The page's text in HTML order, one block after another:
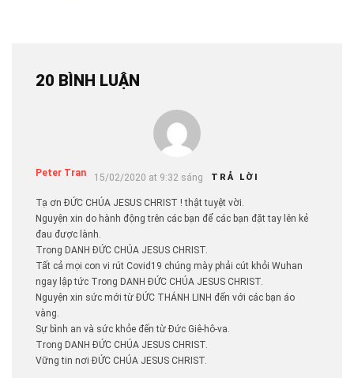
20 BÌNH LUẬN
Peter Tran 15/02/2020 at 9:32 sáng TRẢ LỜI
Tạ ơn ĐỨC CHÚA JESUS CHRIST ! thật tuyệt vời.
Nguyện xin do hành động trên các bạn để các bạn đặt tay lên kẻ
đau được lành.
Trong DANH ĐỨC CHÚA JESUS CHRIST.
Tất cả mọi con vi rút Covid19 chúng mày phải cút khỏi Wuhan
ngay lập tức Trong DANH ĐỨC CHÚA JESUS CHRIST.
Nguyện xin sức mới từ ĐỨC THÁNH LINH đến với các bạn áo
vàng.
Sự bình an và sức khỏe đến từ Ðức Giê-hô-va.
Trong DANH ĐỨC CHÚA JESUS CHRIST.
Vững tin nơi ĐỨC CHÚA JESUS CHRIST.